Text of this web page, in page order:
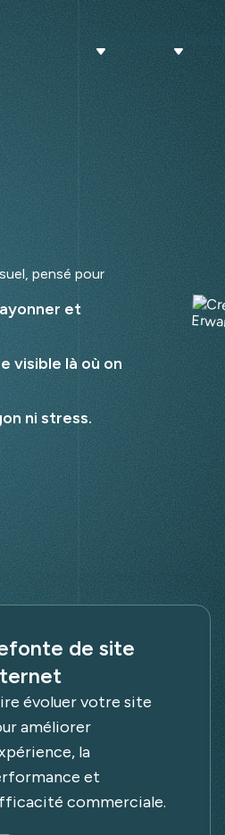
Expertises Enjeux
pensé pour
et
visible là où on
ni stress.
de site
évoluer votre site
améliorer
la
et
commerciale.